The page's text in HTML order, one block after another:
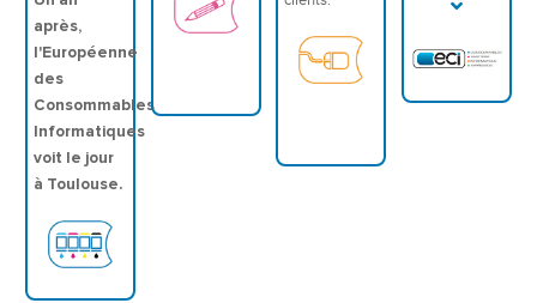
après,
l'Européenne
des
Consommables
Informatiques
voit le jour
à Toulouse.